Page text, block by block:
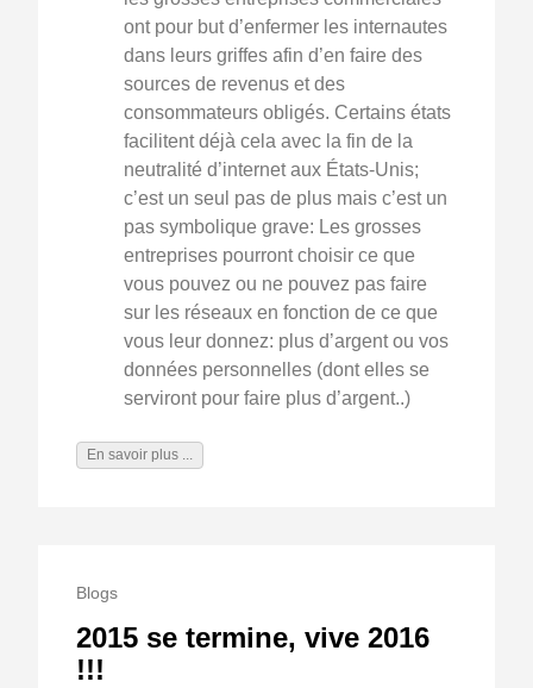
ont pour but d’enfermer les internautes
dans leurs griffes afin d’en faire des
sources de revenus et des
consommateurs obligés. Certains états
facilitent déjà cela avec la fin de la
neutralité d’internet aux États-Unis;
c’est un seul pas de plus mais c’est un
pas symbolique grave: Les grosses
entreprises pourront choisir ce que
vous pouvez ou ne pouvez pas faire
sur les réseaux en fonction de ce que
vous leur donnez: plus d’argent ou vos
données personnelles (dont elles se
serviront pour faire plus d’argent..)
En savoir plus ...
Blogs
2015 se termine, vive 2016
!!!